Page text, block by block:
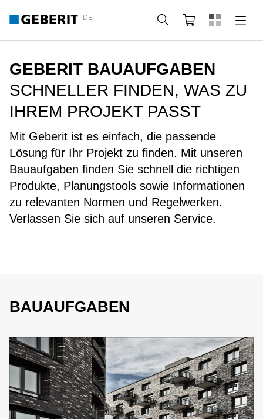
DE Suche Webshop
GEBERIT BAUAUFGABEN
SCHNELLER FINDEN, WAS ZU
IHREM PROJEKT PASST
Mit Geberit ist es einfach, die passende
Lösung für Ihr Projekt zu finden. Mit unseren
Bauaufgaben finden Sie schnell die richtigen
Produkte, Planungstools sowie Informationen
zu relevanten Normen und Regelwerken.
Verlassen Sie sich auf unseren Service.
BAUAUFGABEN